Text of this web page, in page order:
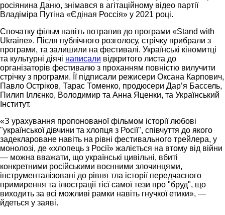
росіянина Даню, знімався в агітаційному відео партії
Владіміра Путіна «Єдіная Россія» у 2021 році.
Спочатку фільм навіть потрапив до програми «Stand with
Ukraine». Після публічного розголосу, стрічку прибрали з
програми, та залишили на фестивалі. Українські кіномитці
та культурні діячі написали відкритого листа до
організаторів фестивалю з проханням повністю вилучити
стрічку з програми. Її підписали режисери Оксана Карпович,
Павло Остріков, Тарас Томенко, продюсери Дар’я Бассель,
Пилип Іллєнко, Володимир та Анна Яценки, та Український
Інститут.
«З урахування пропонованої фільмом історії любові
"української дівчини та хлопця з Росії", співчуття до якого
задеклароване навіть на рівні фестивального трейлера, у
монолозі, де «хлопець з Росії» жаліється на втому від війни
— можна вважати, що українські цивільні, вбиті
конкретними російськими воєнними злочинцями,
інструменталізовані до рівня тла історії передчасного
примирення та ілюстрації тієї самої тези про "бруд", що
виходить за всі можливі рамки навіть гнучкої етики», —
йдеться у заяві.